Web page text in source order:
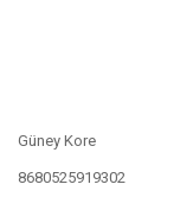
Güney Kore
8680525919302